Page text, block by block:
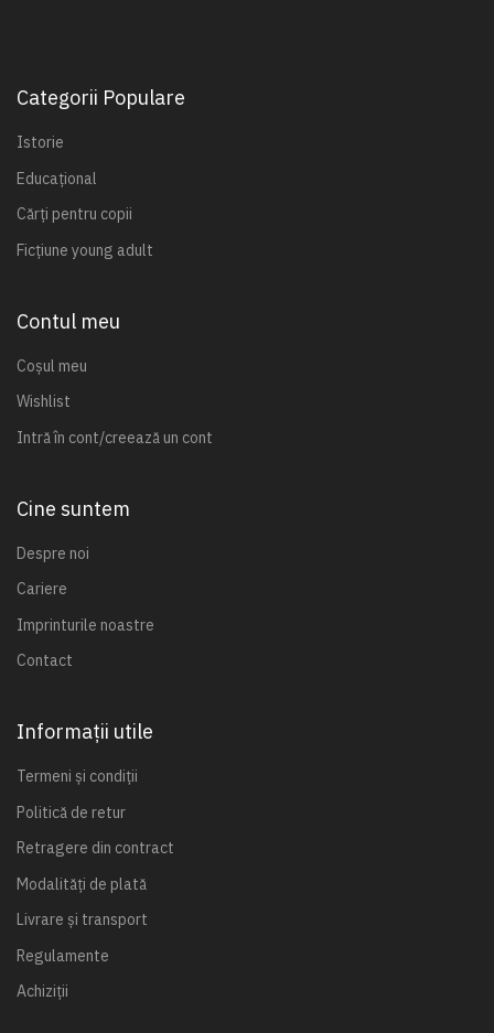
Categorii Populare
Istorie
Educațional
Cărți pentru copii
Ficțiune young adult
Contul meu
Coșul meu
Wishlist
Intră în cont/creează un cont
Cine suntem
Despre noi
Cariere
Imprinturile noastre
Contact
Informații utile
Termeni și condiții
Politică de retur
Retragere din contract
Modalități de plată
Livrare și transport
Regulamente
Achiziții